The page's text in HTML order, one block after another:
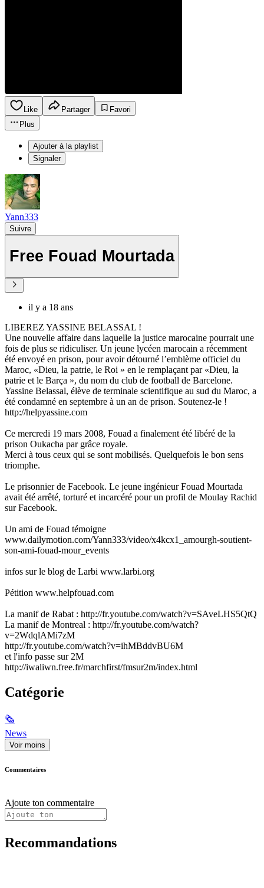
Like Partager
Favori
Plus
Ajouter à la playlist
Signaler
Yann333
Suivre
Free Fouad Mourtada
il y a 18 ans
LIBEREZ YASSINE BELASSAL !
Une nouvelle affaire dans laquelle la justice marocaine pourrait une
fois de plus se ridiculiser. Un jeune lycéen marocain a récemment
été envoyé en prison, pour avoir détourné l’emblème officiel du
Maroc, «Dieu, la patrie, le Roi » en le remplaçant par «Dieu, la
patrie et le Barça », du nom du club de football de Barcelone.
Yassine Belassal, élève de terminale scientifique au sud du Maroc, a
été condamné en septembre à un an de prison. Soutenez-le !
http://helpyassine.com
Ce mercredi 19 mars 2008, Fouad a finalement été libéré de la
prison Oukacha par grâce royale.
Merci à tous ceux qui se sont mobilisés. Quelquefois le bon sens
triomphe.
Le prisonnier de Facebook. Le jeune ingénieur Fouad Mourtada
avait été arrêté, torturé et incarcéré pour un profil de Moulay Rachid
sur Facebook.
Un ami de Fouad témoigne
www.dailymotion.com/Yann333/video/x4kcx1_amourgh-soutient-
son-ami-fouad-mour_events
infos sur le blog de Larbi www.larbi.org
Pétition www.helpfouad.com
La manif de Rabat : http://fr.youtube.com/watch?v=SAveLHS5QtQ
La manif de Montreal : http://fr.youtube.com/watch?
v=2WdqlAMi7zM
http://fr.youtube.com/watch?v=ihMBddvBU6M
et l'info passe sur 2M
http://iwaliwn.free.fr/marchfirst/fmsur2m/index.html
Catégorie
🗞
News
Voir moins
Commentaires
Ajoute ton commentaire
Recommandations